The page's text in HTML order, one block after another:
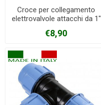
Croce per collegamento
elettrovalvole attacchi da 1"
€8,90